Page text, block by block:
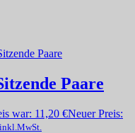
Paare
war: 11,20 €Neuer Preis:
inkl.MwSt.